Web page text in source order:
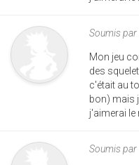
Soumis par
Mon jeu
des
c'était au
bon) mais
j'aimerai le
Soumis par